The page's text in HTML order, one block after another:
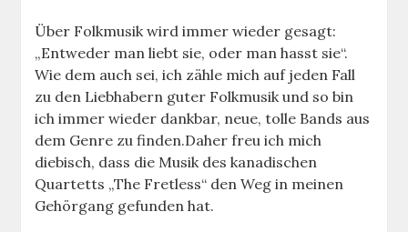
Über Folkmusik wird immer wieder gesagt:
„Entweder man liebt sie, oder man hasst sie“.
Wie dem auch sei, ich zähle mich auf jeden Fall
zu den Liebhabern guter Folkmusik und so bin
ich immer wieder dankbar, neue, tolle Bands aus
dem Genre zu finden.Daher freu ich mich
diebisch, dass die Musik des kanadischen
Quartetts „The Fretless“ den Weg in meinen
Gehörgang gefunden hat.